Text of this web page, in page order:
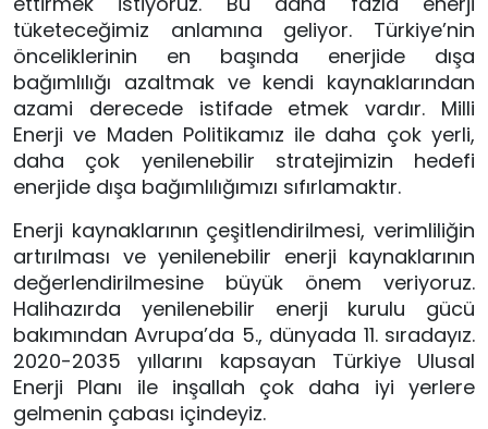
tüketeceğimiz anlamına geliyor. Türkiye’nin
önceliklerinin en başında enerjide dışa
bağımlılığı azaltmak ve kendi kaynaklarından
azami derecede istifade etmek vardır. Milli
Enerji ve Maden Politikamız ile daha çok yerli,
daha çok yenilenebilir stratejimizin hedefi
enerjide dışa bağımlılığımızı sıfırlamaktır.
Enerji kaynaklarının çeşitlendirilmesi, verimliliğin
artırılması ve yenilenebilir enerji kaynaklarının
değerlendirilmesine büyük önem veriyoruz.
Halihazırda yenilenebilir enerji kurulu gücü
bakımından Avrupa’da 5., dünyada 11. sıradayız.
2020-2035 yıllarını kapsayan Türkiye Ulusal
Enerji Planı ile inşallah çok daha iyi yerlere
gelmenin çabası içindeyiz.